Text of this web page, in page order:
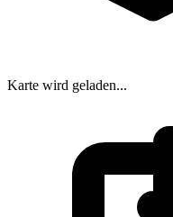
Karte wird geladen...